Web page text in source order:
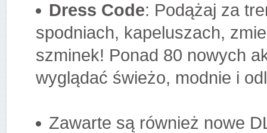
Dress Code: Podążaj za
spodniach, kapeluszach,
szminek! Ponad 80 nowych
wyglądać świeżo, modnie i
Zawarte są również nowe